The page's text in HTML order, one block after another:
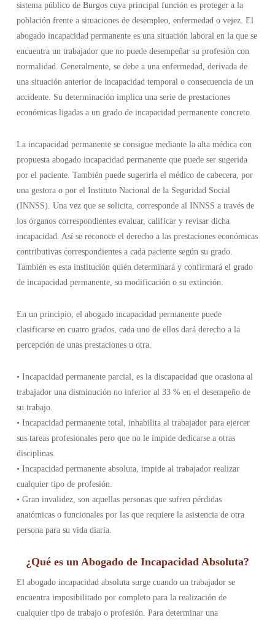
sistema público de Burgos cuya principal función es proteger a la
población frente a situaciones de desempleo, enfermedad o vejez. El
abogado incapacidad permanente es una situación laboral en la que se
encuentra un trabajador que no puede desempeñar su profesión con
normalidad. Generalmente, se debe a una enfermedad, derivada de
una situación anterior de incapacidad temporal o consecuencia de un
accidente. Su determinación implica una serie de prestaciones
económicas ligadas a un grado de incapacidad permanente concreto.
La incapacidad permanente se consigue mediante la alta médica con
propuesta abogado incapacidad permanente que puede ser sugerida
por el paciente. También puede sugerirla el médico de cabecera, por
una gestora o por el Instituto Nacional de la Seguridad Social
(INNSS). Una vez que se solicita, corresponde al INNSS a través de
los órganos correspondientes evaluar, calificar y revisar dicha
incapacidad. Así se reconoce el derecho a las prestaciones económicas
contributivas correspondientes a cada paciente según su grado.
También es esta institución quién determinará y confirmará el grado
de incapacidad permanente, su modificación o su extinción.
En un principio, el abogado incapacidad permanente puede
clasificarse en cuatro grados, cada uno de ellos dará derecho a la
percepción de unas prestaciones u otra.
• Incapacidad permanente parcial, es la discapacidad que ocasiona al
trabajador una disminución no inferior al 33 % en el desempeño de
su trabajo.
• Incapacidad permanente total, inhabilita al trabajador para ejercer
sus tareas profesionales pero que no le impide dedicarse a otras
disciplinas.
• Incapacidad permanente absoluta, impide al trabajador realizar
cualquier tipo de profesión.
• Gran invalidez, son aquellas personas que sufren pérdidas
anatómicas o funcionales por las que requiere la asistencia de otra
persona para su vida diaria.
¿Qué es un Abogado de Incapacidad Absoluta?
El abogado incapacidad absoluta surge cuando un trabajador se
encuentra imposibilitado por completo para la realización de
cualquier tipo de trabajo o profesión. Para determinar una